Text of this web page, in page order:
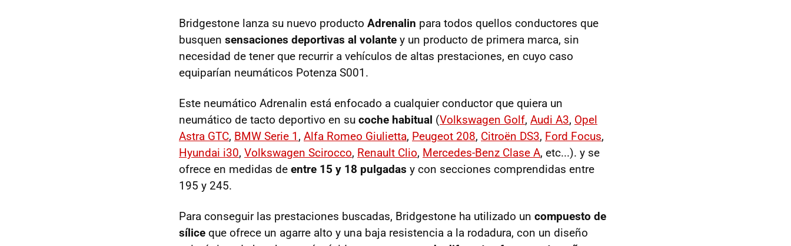
Bridgestone lanza su nuevo producto Adrenalin para todos quellos conductores que
busquen sensaciones deportivas al volante y un producto de primera marca, sin
necesidad de tener que recurrir a vehículos de altas prestaciones, en cuyo caso
equiparían neumáticos Potenza S001.
Este neumático Adrenalin está enfocado a cualquier conductor que quiera un
neumático de tacto deportivo en su coche habitual (Volkswagen Golf, Audi A3, Opel
Astra GTC, BMW Serie 1 , Alfa Romeo Giulietta, Peugeot 208, Citroën DS3, Ford Focus,
Hyundai i30, Volkswagen Scirocco, Renault Clio, Mercedes-Benz Clase A, etc...). y se
ofrece en medidas de entre 15 y 18 pulgadas y con secciones comprendidas entre
195 y 245.
Para conseguir las prestaciones buscadas, Bridgestone ha utilizado un compuesto de
sílice que ofrece un agarre alto y una baja resistencia a la rodadura, con un diseño